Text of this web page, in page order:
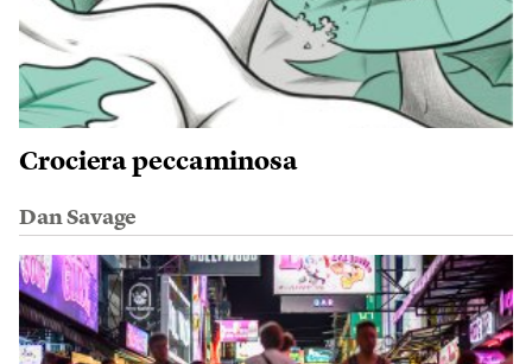
Crociera peccaminosa
Dan Savage